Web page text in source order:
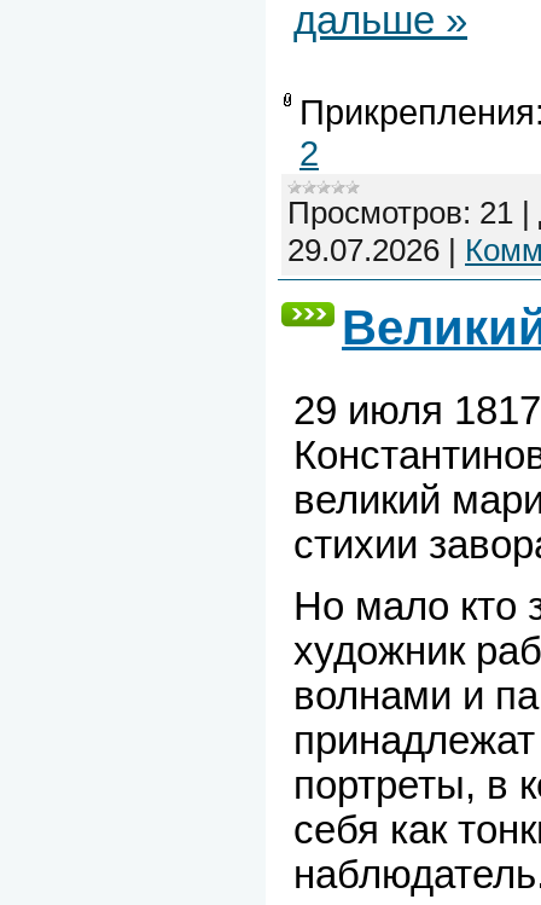
дальше »
2
Просмотров: 21 |
29.07.2026 |
29 июля
великий
стихии
Но мало кто
художник
волнами и
портреты, в
себя как